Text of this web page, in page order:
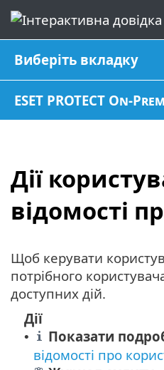
Виберіть вкладку
ESET PROTECT On-
Дії
відомості
Щоб керувати
потрібного
доступних дій.
Дії
• Показати
відомості про